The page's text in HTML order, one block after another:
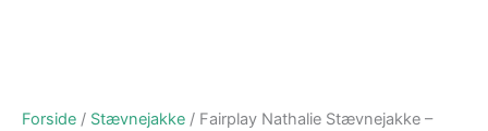
Forside / Stævnejakke / Fairplay Nathalie Stævnejakke –